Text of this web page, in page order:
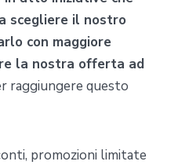
scegliere il nostro
con maggiore
la nostra offerta ad
raggiungere questo
promozioni limitate